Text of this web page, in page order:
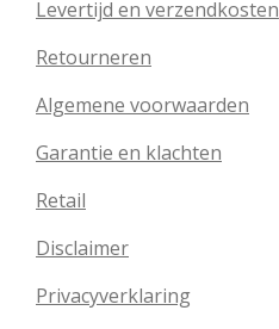
Levertijd en verzendkosten
Retourneren
Algemene voorwaarden
Garantie en klachten
Retail
Disclaimer
Privacyverklaring